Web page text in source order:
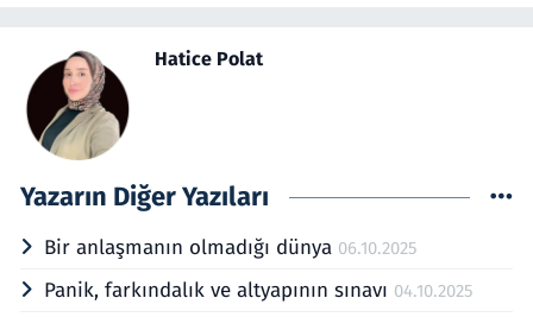
Hatice Polat
Yazarın Diğer Yazıları
Bir anlaşmanın olmadığı dünya 06.10.2025
Panik, farkındalık ve altyapının sınavı 04.10.2025